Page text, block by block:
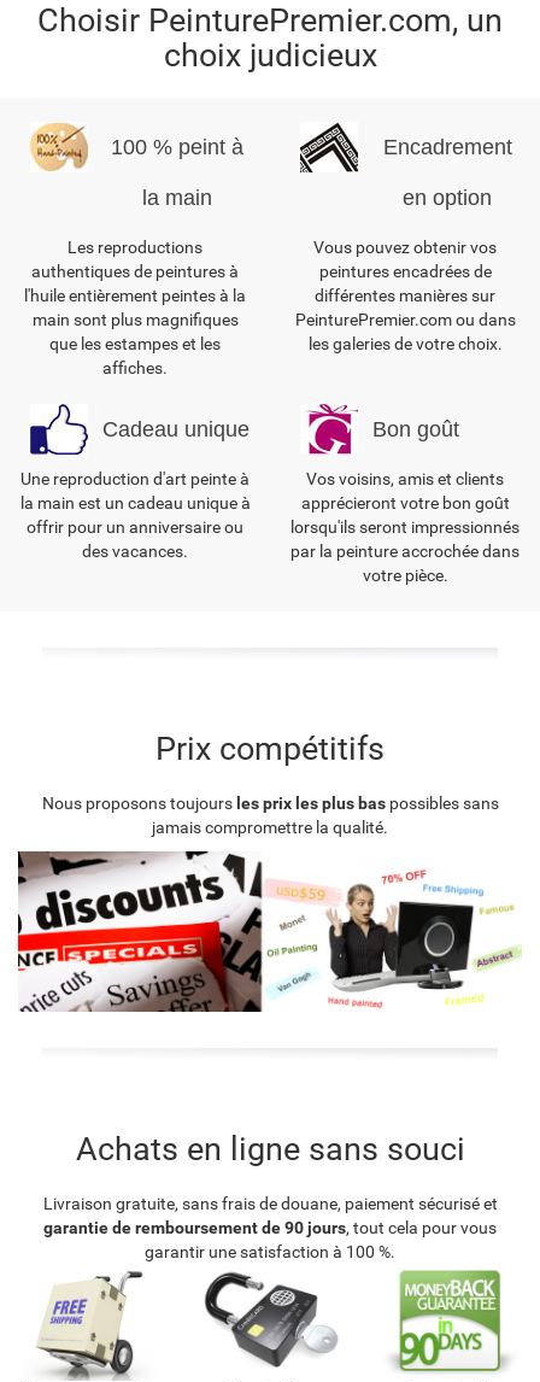
Choisir PeinturePremier.com, un
choix judicieux
100 % peint à
la main
Les reproductions
authentiques de peintures à
l'huile entièrement peintes à la
main sont plus magnifiques
que les estampes et les
affiches.
Encadrement
en option
Vous pouvez obtenir vos
peintures encadrées de
différentes manières sur
PeinturePremier.com ou dans
les galeries de votre choix.
Cadeau unique
Une reproduction d'art peinte à
la main est un cadeau unique à
offrir pour un anniversaire ou
des vacances.
Bon goût
Vos voisins, amis et clients
apprécieront votre bon goût
lorsqu'ils seront impressionnés
par la peinture accrochée dans
votre pièce.
Prix compétitifs
Nous proposons toujours les prix les plus baspossibles sans
jamais compromettre la qualité.
Achats en ligne sans souci
Livraison gratuite, sans frais de douane, paiement sécurisé et
garantie de remboursement de 90 jours, tout cela pour vous
garantir une satisfaction à 100 %.